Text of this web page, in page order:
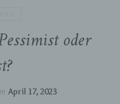
oder
April 17, 2023
oder
Person